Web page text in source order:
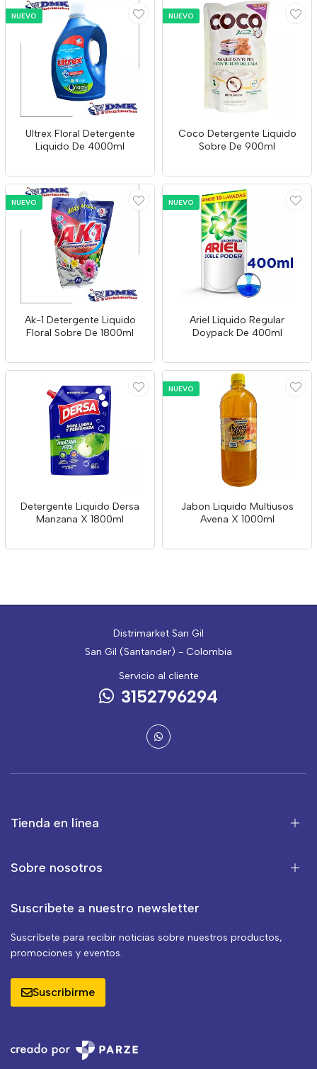
NUEVO
Ultrex Floral Detergente
Liquido De 4000ml
NUEVO
Coco Detergente Liquido
Sobre De 900ml
NUEVO
Ak-1 Detergente Liquido
Floral Sobre De 1800ml
NUEVO
Ariel Liquido Regular
Doypack De 400ml
Detergente Liquido Dersa
Manzana X 1800ml
NUEVO
Jabon Liquido Multiusos
Avena X 1000ml
Distrimarket San Gil
San Gil (Santander) - Colombia
Servicio al cliente
3152796294
Tienda en línea
Sobre nosotros
Suscríbete a nuestro newsletter
Suscríbete para recibir noticias sobre nuestros productos,
promociones y eventos.
Suscribirme